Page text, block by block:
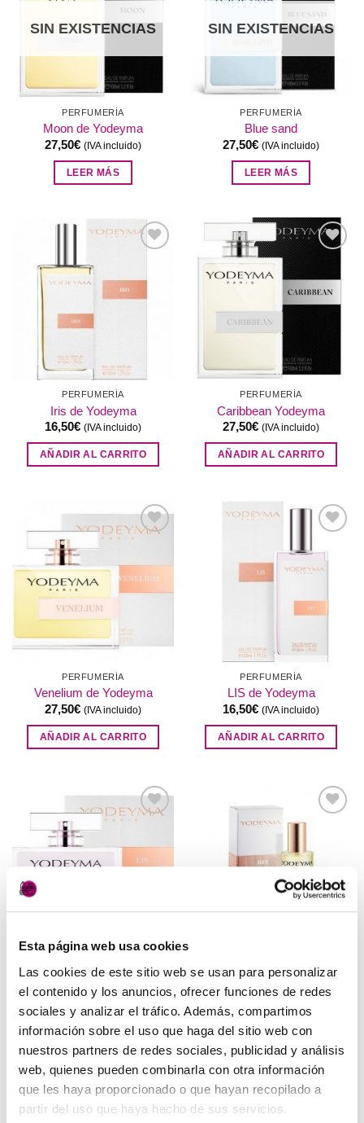
Esta página web usa cookies
Las cookies de este sitio web se usan para personalizar
el contenido y los anuncios, ofrecer funciones de redes
sociales y analizar el tráfico. Además, compartimos
información sobre el uso que haga del sitio web con
nuestros partners de redes sociales, publicidad y análisis
web, quienes pueden combinarla con otra información
que les haya proporcionado o que hayan recopilado a
partir del uso que haya hecho de sus servicios.
lista de
SIN EXISTENCIAS
PERFUMERÍA
Moon de Yodeyma
27,50€ (IVA incluido)
LEER MÁS
lista de
deseos
SIN EXISTENCIAS
PERFUMERÍA
Blue sand
27,50€ (IVA incluido)
LEER MÁS
deseos
PERFUMERÍA
Iris de Yodeyma
16,50€ (IVA incluido)
AÑADIR AL CARRITO
Añadir
lista de
deseos
PERFUMERÍA
Caribbean Yodeyma
27,50€ (IVA incluido)
AÑADIR AL CARRITO
deseos
PERFUMERÍA
Venelium de Yodeyma
27,50€ (IVA incluido)
AÑADIR AL CARRITO
lista de
PERFUMERÍA
LIS de Yodeyma
16,50€ (IVA incluido)
AÑADIR AL CARRITO
deseos
LIS YODEYMA
27,50€ (IVA incluido)
AÑADIR AL CARRITO
lista de
deseos
Iris de Yodeyma
7,50€ (IVA incluido)
AÑADIR AL CARRITO
Añadir